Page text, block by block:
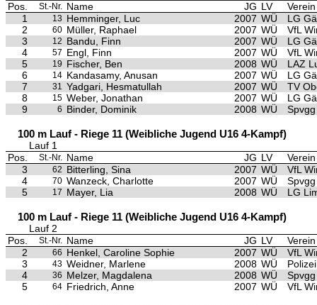
Pos. St.-Nr. Name JG LV
Verein
1
13 Hemminger, Luc 2007 WÜ
LG
2
60 Müller, Raphael 2007 WÜ
VfL
3
12 Bandu, Finn 2007 WÜ
LG
4
57 Engl, Finn 2007 WÜ
VfL
5
19 Fischer, Ben 2008 WÜ
LAZ
6
14 Kandasamy, Anusan 2007 WÜ
LG
7
31 Yadgari, Hesmatullah 2007 WÜ
TV
8
15 Weber, Jonathan 2007 WÜ
LG
9
6 Binder, Dominik 2008 WÜ
100 m Lauf - Riege 11 (Weibliche Jugend U16 4-Kampf)
Lauf 1
Pos.
St.-Nr. Name JG LV
Verein
3
62 Bitterling, Sina 2007 WÜ
VfL
4
70 Wanzeck, Charlotte 2007 WÜ
5
17 Mayer, Lia 2008 WÜ LG
100 m Lauf - Riege 11 (Weibliche Jugend U16 4-Kampf)
Lauf 2
Pos.
St.-Nr. Name JG LV
Verein
2
66 Henkel, Caroline Sophie 2007 WÜ
VfL
3
43 Weidner, Marlene 2008 WÜ
4
36 Melzer, Magdalena 2008 WÜ
5
64 Friedrich, Anne 2007 WÜ VfL